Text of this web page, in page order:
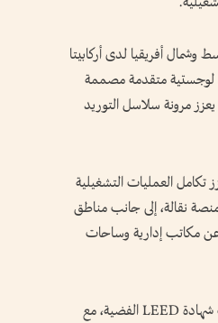
أفريقيا لدى أركابيتا
لوجستية متقدمة مصممة
يعزز مرونة سلاسل التوريد
تكامل العمليات التشغيلية
حيث يضم مرافق تخزين عالية الارتفاع بقدرة تقارب 75 ألف منصة نقالة، إلى جانب مناطق
عن مكاتب إدارية وساحات
كما روعي في تصميم المشروع معايير الاستدامة، إذ تم تطويره ليتوافق مع متطلبات شهادة LEED الفضية، مع